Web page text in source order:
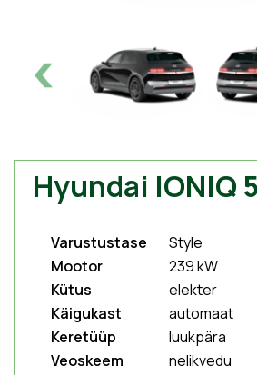
Hyundai IONIQ 5
Varustustase
Style
Mootor
239 kW
Kütus
elekter
Käigukast
automaat
Keretüüp
luukpära
Veoskeem
nelikvedu